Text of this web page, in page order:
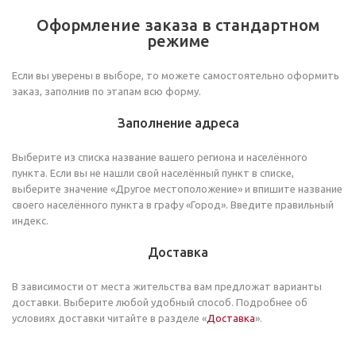
Оформление заказа в стандартном
режиме
Если вы уверены в выборе, то можете самостоятельно оформить
заказ, заполнив по этапам всю форму.
Заполнение адреса
Выберите из списка название вашего региона и населённого
пункта. Если вы не нашли свой населённый пункт в списке,
выберите значение «Другое местоположение» и впишите название
своего населённого пункта в графу «Город». Введите правильный
индекс.
Доставка
В зависимости от места жительства вам предложат варианты
доставки. Выберите любой удобный способ. Подробнее об
условиях доставки читайте в разделе «Доставка».
Комплекты для дистанционного управления